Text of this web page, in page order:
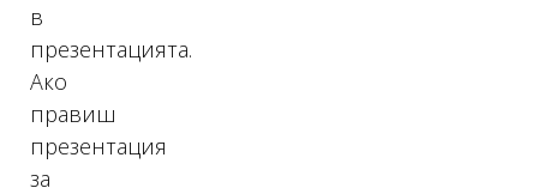
в
презентацията.
Ако
правиш
презентация
за